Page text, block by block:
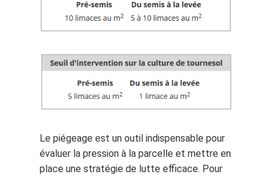
Le piégeage est un outil indispensable pour
évaluer la pression à la parcelle et mettre en
place une stratégie de lutte efficace. Pour